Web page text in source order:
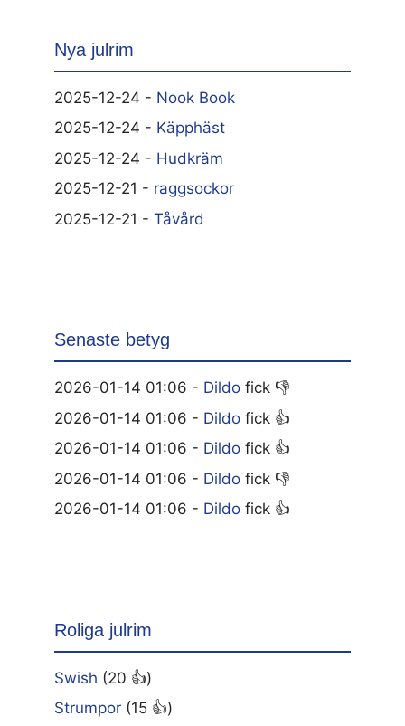
Nya julrim
2025-12-24 - Nook Book
2025-12-24 - Käpphäst
2025-12-24 - Hudkräm
2025-12-21 - raggsockor
2025-12-21 - Tåvård
Senaste betyg
2026-01-14 01:06 - Dildo fick 👎
2026-01-14 01:06 - Dildo fick 👍
2026-01-14 01:06 - Dildo fick 👍
2026-01-14 01:06 - Dildo fick 👎
2026-01-14 01:06 - Dildo fick 👍
Roliga julrim
Swish (20 👍)
Strumpor (15 👍)